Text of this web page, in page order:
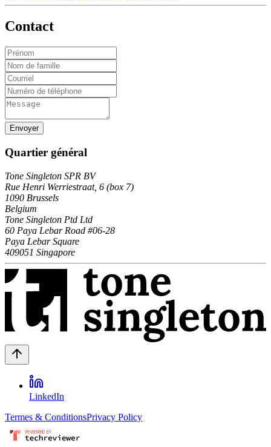
Contact
Envoyer
Quartier général
Tone Singleton SPR BV
Rue Henri Werriestraat, 6 (box 7)
1090 Brussels
Belgium
Tone Singleton Ptd Ltd
60 Paya Lebar Road #06-28
Paya Lebar Square
409051 Singapore
LinkedIn
Termes & ConditionsPrivacy Policy